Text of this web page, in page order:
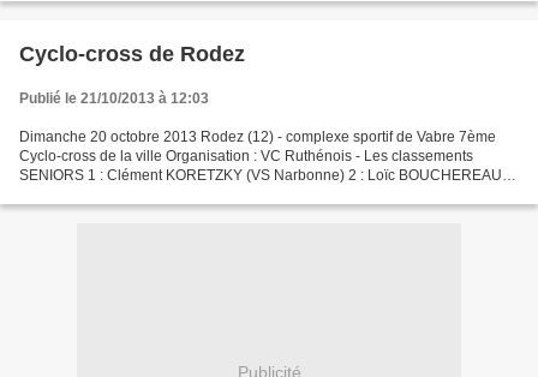
Cyclo-cross de Rodez
Publié le 21/10/2013 à 12:03
Dimanche 20 octobre 2013 Rodez (12) - complexe sportif de Vabre 7ème
Cyclo-cross de la ville Organisation : VC Ruthénois - Les classements
SENIORS 1 : Clément KORETZKY (VS Narbonne) 2 : Loïc BOUCHEREAU
Publicité